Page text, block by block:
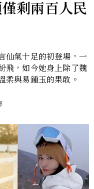
剩兩百人民
仙氣十足的初登場，一
飛，如今她身上除了魏
柔與易鍾玉的果敢。